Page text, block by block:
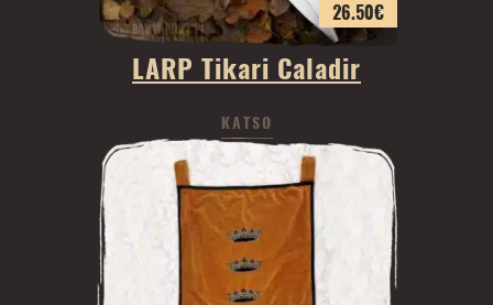
26.50€
LARP Tikari Caladir
KATSO